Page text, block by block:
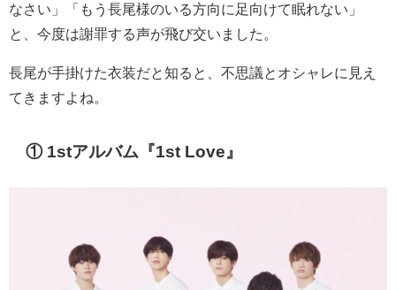
なさい」「もう長尾様のいる方向に足向けて眠れない」
と、今度は謝罪する声が飛び交いました。
長尾が手掛けた衣装だと知ると、不思議とオシャレに見え
てきますよね。
① 1stアルバム『1st Love』